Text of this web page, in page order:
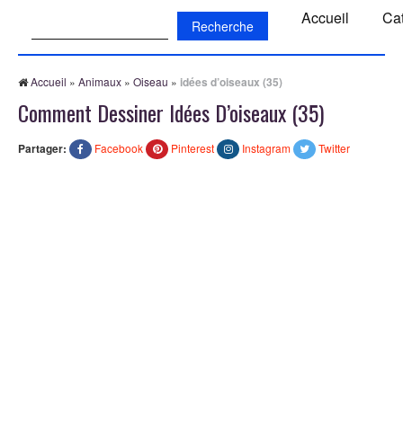
Accueil
Accueil » Animaux » Oiseau » idées d’oiseaux (35)
Comment Dessiner Idées D’oiseaux (35)
Partager: Facebook Pinterest Instagram Twitter